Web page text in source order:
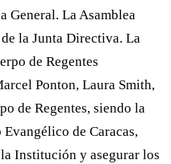
General. La Asamblea
la Junta Directiva. La
de Regentes
Ponton, Laura Smith,
de Regentes, siendo la
de Caracas,
Institución y asegurar los